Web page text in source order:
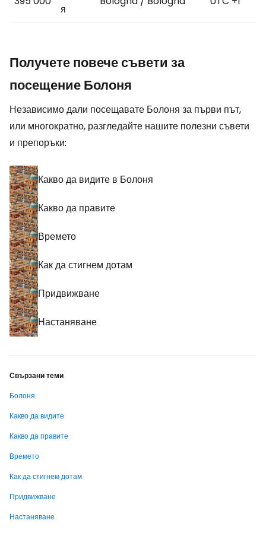
я
Получете повече съвети за
посещение Болоня
Независимо дали посещавате Болоня за първи път,
или многократно, разгледайте нашите полезни съвети
и препоръки:
Какво да видите в Болоня
Какво да правите
Времето
Как да стигнем дотам
Придвижване
Настаняване
Свързани теми
Болоня
Какво да видите
Какво да правите
Времето
Как да стигнем дотам
Придвижване
Настаняване